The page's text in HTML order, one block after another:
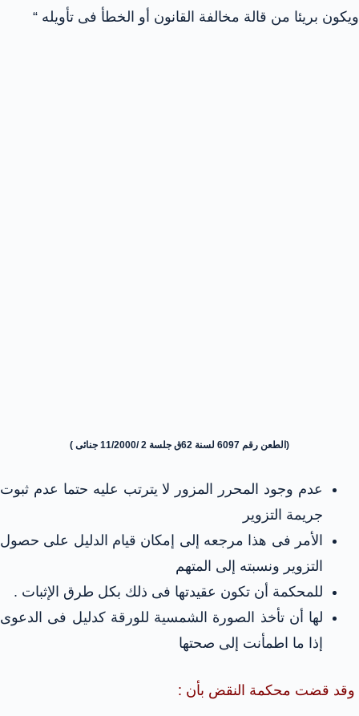
ويكون بريئا من قالة مخالفة القانون أو الخطأ فى تأويله “
(الطعن رقم 6097 لسنة 62ق جلسة 2 /11/2000 جنائى )
عدم وجود المحرر المزور لا يترتب عليه حتما عدم ثبوت
جريمة التزوير
الأمر فى هذا مرجعه إلى إمكان قيام الدليل على حصول
التزوير ونسبته إلى المتهم
للمحكمة أن تكون عقيدتها فى ذلك بكل طرق الإثبات .
لها أن تأخذ الصورة الشمسية للورقة كدليل فى الدعوى
إذا ما اطمأنت إلى صحتها
وقد قضت محكمة النقض بأن :